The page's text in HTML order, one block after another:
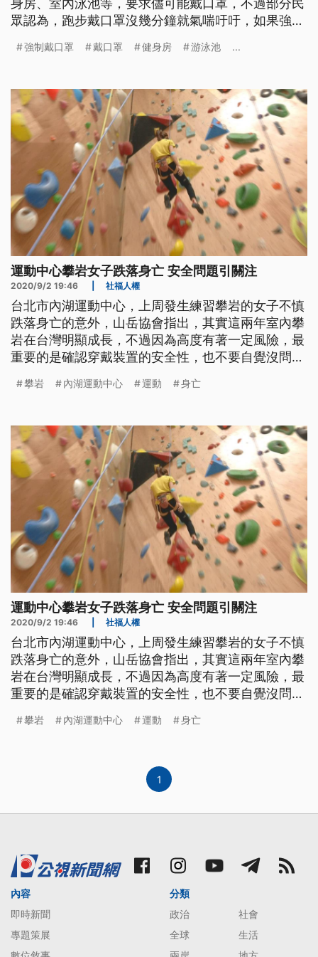
身房、室內泳池等，要求儘可能戴口罩，不過部分民
眾認為，跑步戴口罩沒幾分鐘就氣喘吁吁，如果強制
更衣都得戴著口罩，多數民眾抱怨這樣規定根本是擾
一早健身房就有不少民眾健身，不過多數沒戴口罩。
從12月1日起，健身房納
強制戴口罩 戴口罩 健身房 游泳池 ...
運動中心攀岩女子跌落身亡 安全問題引關注
2020/9/2 19:46 社福人權
台北市內湖運動中心，上周發生練習攀岩的女子不慎
跌落身亡的意外，山岳協會指出，其實這兩年室內攀
岩在台灣明顯成長，不過因為高度有著一定風險，最
重要的是確認穿戴裝置的安全性，也不要自覺沒問
有高度有難度，但近年來越來越多人嚐試，且以女性
分來講，(上攀)你失敗的比例會很高，但是你完成的
時候成就感會特別大，再厲害
攀岩 內湖運動中心 運動 身亡
運動中心攀岩女子跌落身亡 安全問題引關注
2020/9/2 19:46 社福人權
台北市內湖運動中心，上周發生練習攀岩的女子不慎
跌落身亡的意外，山岳協會指出，其實這兩年室內攀
岩在台灣明顯成長，不過因為高度有著一定風險，最
重要的是確認穿戴裝置的安全性，也不要自覺沒問
有高度有難度，但近年來越來越多人嚐試，且以女性
時候成就感會特別大，再厲害
攀岩 內湖運動中心 運動 身亡
1
內容
即時新聞
專題策展
分類
政治
社會
全球
生活